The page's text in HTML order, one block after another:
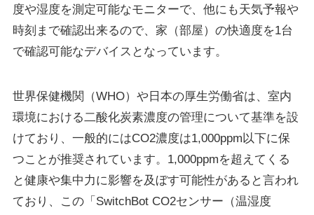
度や湿度を測定可能なモニターで、他にも天気予報や
時刻まで確認出来るので、家（部屋）の快適度を1台
で確認可能なデバイスとなっています。
世界保健機関（WHO）や日本の厚生労働省は、室内
環境における二酸化炭素濃度の管理について基準を設
けており、一般的にはCO2濃度は1,000ppm以下に保
つことが推奨されています。1,000ppmを超えてくる
と健康や集中力に影響を及ぼす可能性があると言われ
ており、この「SwitchBot CO2センサー（温湿度